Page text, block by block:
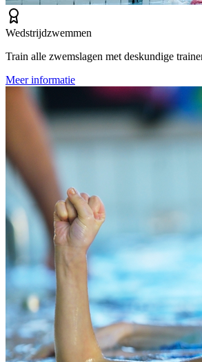
Wedstrijdzwemmen
Train alle zwemslagen met deskundige
Meer informatie